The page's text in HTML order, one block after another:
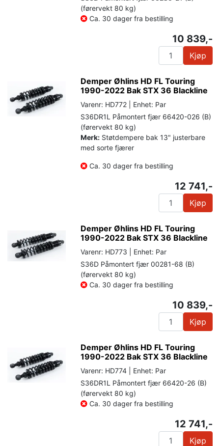
(førervekt 80 kg)
Ca. 30 dager fra bestilling
10 839,-
Kjøp
Demper Øhlins HD FL Touring
1990-2022 Bak STX 36 Blackline
Varenr: HD772 | Enhet: Par
S36DR1L Påmontert fjær 66420-026 (B)
(førervekt 80 kg)
Merk: Støtdempere bak 13" justerbare
med sorte fjærer
Ca. 30 dager fra bestilling
12 741,-
Kjøp
Demper Øhlins HD FL Touring
1990-2022 Bak STX 36 Blackline
Varenr: HD773 | Enhet: Par
S36D Påmontert fjær 00281-68 (B)
(førervekt 80 kg)
Ca. 30 dager fra bestilling
10 839,-
Kjøp
Demper Øhlins HD FL Touring
1990-2022 Bak STX 36 Blackline
Varenr: HD774 | Enhet: Par
S36DR1L Påmontert fjær 66420-26 (B)
(førervekt 80 kg)
Ca. 30 dager fra bestilling
12 741,-
Kjøp